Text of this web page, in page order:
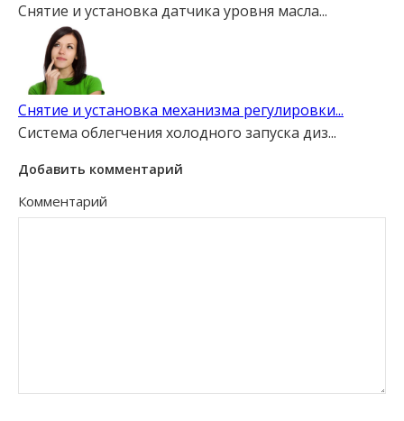
Снятие и установка датчика уровня масла...
Снятие и установка механизма регулировки...
Система облегчения холодного запуска диз...
Добавить комментарий
Комментарий